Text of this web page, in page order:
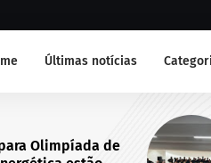
Últimas notícias
BA
Juazeiro na VI